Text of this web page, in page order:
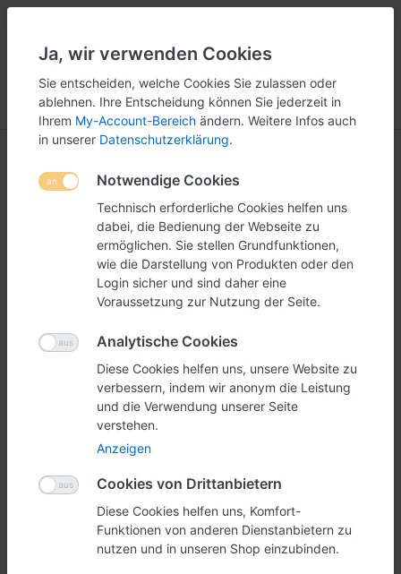
Menü Anmelden Vergleichen Wunschliste Warenkorb
Ideealfall Onlineshop für
POS-Material
Mit dem Namen Ideealfall stehen wir für Qualität und Individualität. So auch
für Ihr POS-Material.
In unserem Onlineshop finden Sie eine Auswahl vonPOS-Displays
weiteren POS-Materialien.
Visitenkartenhalter über
ein breites Sortiment.
Ebenso Stolz sind wir auf unsere grosse Auswahl anWettbewerbsurnen
In Zusammenarbeit mit Ihnen bringen wir Ihr individuelles Design auf alle
Sie können sich auf unsere langjährigen Erfahrung im Bereich
verlassen.
"Machen Sie Ihren Auftrag zum
Ja, wir verwenden Cookies
Sie entscheiden, welche Cookies Sie zulassen oder
ablehnen. Ihre Entscheidung können Sie jederzeit in
Ihrem My-Account-Bereich ändern. Weitere Infos auch
in unserer Datenschutzerklärung.
Notwendige Cookies
Technisch erforderliche Cookies helfen uns
dabei, die Bedienung der Webseite zu
ermöglichen. Sie stellen Grundfunktionen,
wie die Darstellung von Produkten oder den
Login sicher und sind daher eine
Voraussetzung zur Nutzung der Seite.
Analytische Cookies
Diese Cookies helfen uns, unsere Website zu
verbessern, indem wir anonym die Leistung
und die Verwendung unserer Seite
verstehen.
Anzeigen
Cookies von Drittanbietern
Diese Cookies helfen uns, Komfort-
Funktionen von anderen Dienstanbietern zu
nutzen und in unseren Shop einzubinden.